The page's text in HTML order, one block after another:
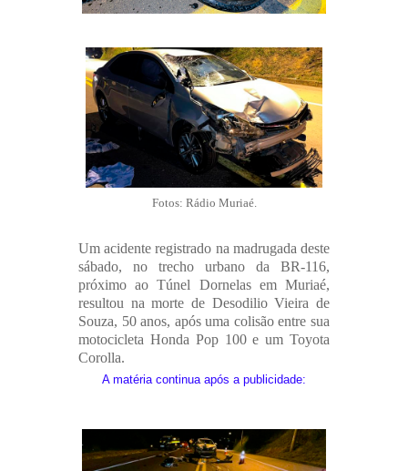
Fotos: Rádio Muriaé.
Um acidente registrado na madrugada deste
sábado, no trecho urbano da BR-116,
próximo ao Túnel Dornelas em Muriaé,
resultou na morte de Desodilio Vieira de
Souza, 50 anos, após uma colisão entre sua
motocicleta Honda Pop 100 e um Toyota
Corolla.
A matéria continua após a publicidade: